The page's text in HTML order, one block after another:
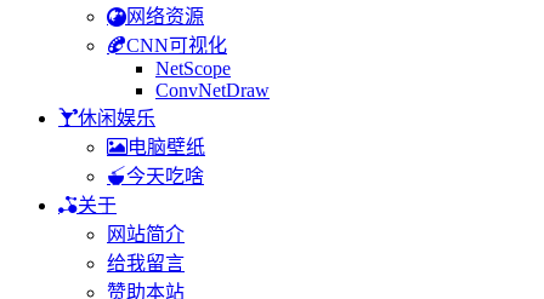
网络资源
CNN可视化
NetScope
ConvNetDraw
休闲娱乐
电脑壁纸
今天吃啥
关于
网站简介
给我留言
赞助本站